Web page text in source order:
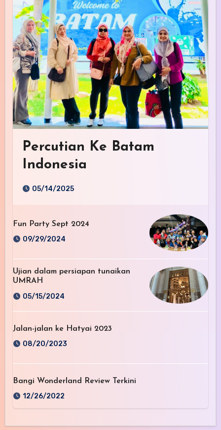
Percutian Ke Batam
Indonesia
05/14/2025
Fun Party Sept 2024
09/29/2024
Ujian dalam persiapan tunaikan
UMRAH
05/15/2024
Jalan-jalan ke Hatyai 2023
08/20/2023
Bangi Wonderland Review Terkini
12/26/2022